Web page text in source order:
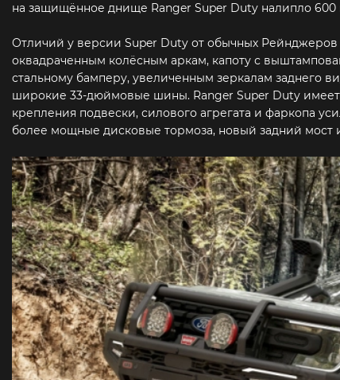
на защищённое днище Ranger Super Duty налипло 600
Отличий у версии Super Duty от обычных
оквадраченным колёсным аркам, капоту с
стальному бамперу, увеличенным зеркалам заднего
широкие 33-дюймовые шины. Ranger Super Duty имеет
крепления подвески, силового агрегата и фаркопа
более мощные дисковые тормоза, новый задний